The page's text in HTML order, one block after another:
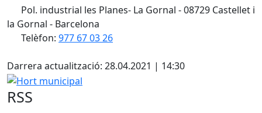
Pol. industrial les Planes- La Gornal - 08729 Castellet i
la Gornal - Barcelona
Telèfon: 977 67 03 26
Darrera actualització: 28.04.2021 | 14:30
Hort municipal
RSS